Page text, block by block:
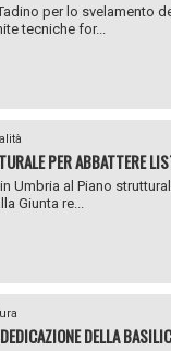
per lo svelamento
tecniche for...
PER ABBATTERE
Umbria al Piano
Giunta re...
DELLA